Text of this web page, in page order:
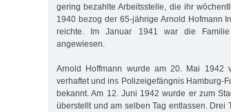
gering bezahlte Arbeitsstelle, die ihr
1940 bezog der 65-jährige Arnold Hofmann
reichte. Im Januar 1941 war die
angewiesen.
Arnold Hoffmann wurde am 20. Mai 1942
verhaftet und ins Polizeigefängnis Hamburg-
bekannt. Am 12. Juni 1942 wurde er zum
überstellt und am selben Tag entlassen.